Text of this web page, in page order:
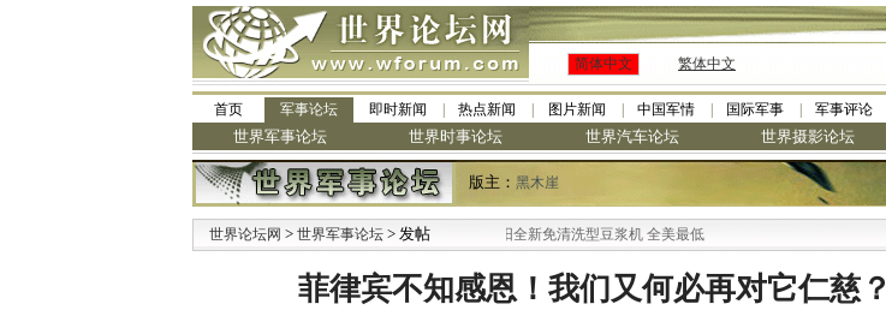
简体中文 繁体中文
首页 军事论坛 即时新闻 热点新闻 图片新闻 中国军情 国际军事 军事评论
世界军事论坛 世界时事论坛 世界汽车论坛 世界摄影论坛
版主： 黑木崖
世界论坛网 > 世界军事论坛 > 发帖
· 九阳全新免清洗型豆浆机 全美最低
菲律宾不知感恩！我们又何必再对它仁慈？